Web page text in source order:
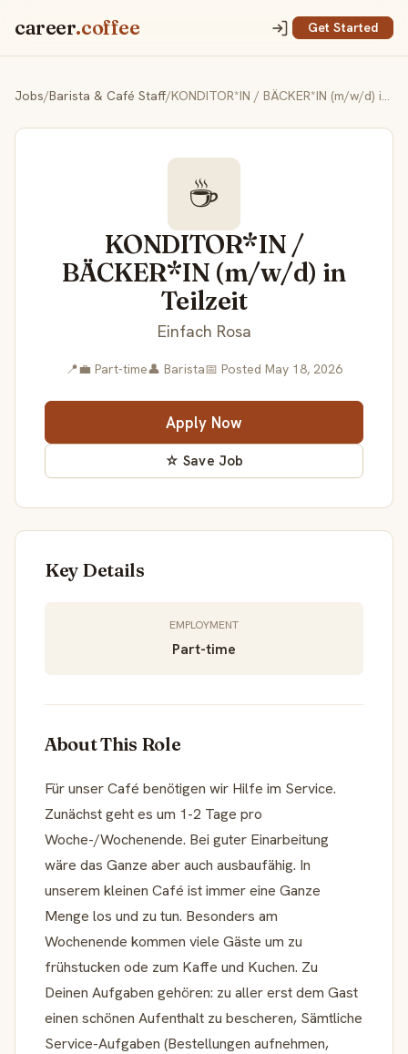
career.coffee Get Started
Jobs/Barista & Café Staff/ KONDITOR*IN / BÄCKER*IN (m/w/d) in Teilzeit
☕
KONDITOR*IN /
BÄCKER*IN (m/w/d) in
Teilzeit
Einfach Rosa
📍💼 Part-time👤 Barista📅 Posted May 18, 2026
Apply Now
☆ Save Job
Key Details
EMPLOYMENT
Part-time
About This Role
Für unser Café benötigen wir Hilfe im Service.
Zunächst geht es um 1-2 Tage pro
Woche-/Wochenende. Bei guter Einarbeitung
wäre das Ganze aber auch ausbaufähig. In
unserem kleinen Café ist immer eine Ganze
Menge los und zu tun. Besonders am
Wochenende kommen viele Gäste um zu
frühstucken ode zum Kaffe und Kuchen. Zu
Deinen Aufgaben gehören: zu aller erst dem Gast
einen schönen Aufenthalt zu bescheren, Sämtliche
Service-Aufgaben (Bestellungen aufnehmen,